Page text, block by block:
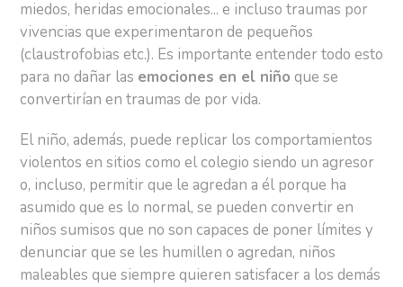
miedos, heridas emocionales... e incluso traumas por
vivencias que experimentaron de pequeños
(claustrofobias etc.). Es importante entender todo esto
para no dañar las emociones en el niño que se
convertirían en traumas de por vida.
El niño, además, puede replicar los comportamientos
violentos en sitios como el colegio siendo un agresor
o, incluso, permitir que le agredan a él porque ha
asumido que es lo normal, se pueden convertir en
niños sumisos que no son capaces de poner límites y
denunciar que se les humillen o agredan, niños
maleables que siempre quieren satisfacer a los demás